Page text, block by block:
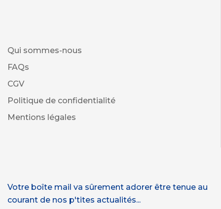
Qui sommes-nous
FAQs
CGV
Politique de confidentialité
Mentions légales
Votre boîte mail va sûrement adorer être tenue au
courant de nos p'tites actualités...